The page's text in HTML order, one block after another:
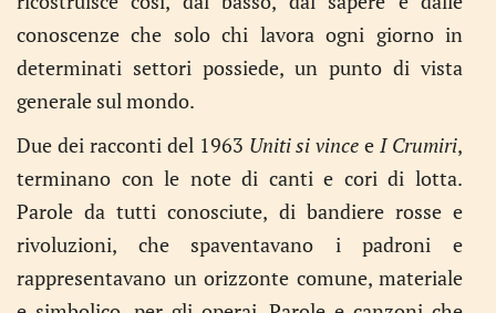
conoscenze che solo chi lavora ogni giorno in
determinati settori possiede, un punto di vista
generale sul mondo.
Due dei racconti del 1963 Uniti si vince e I Crumiri,
terminano con le note di canti e cori di lotta.
Parole da tutti conosciute, di bandiere rosse e
rivoluzioni, che spaventavano i padroni e
rappresentavano un orizzonte comune, materiale